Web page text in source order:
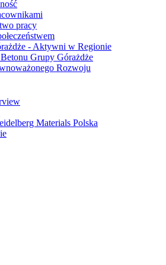
pracy
- Aktywni w Regionie
Grupy Górażdże
Rozwoju
Materials Polska